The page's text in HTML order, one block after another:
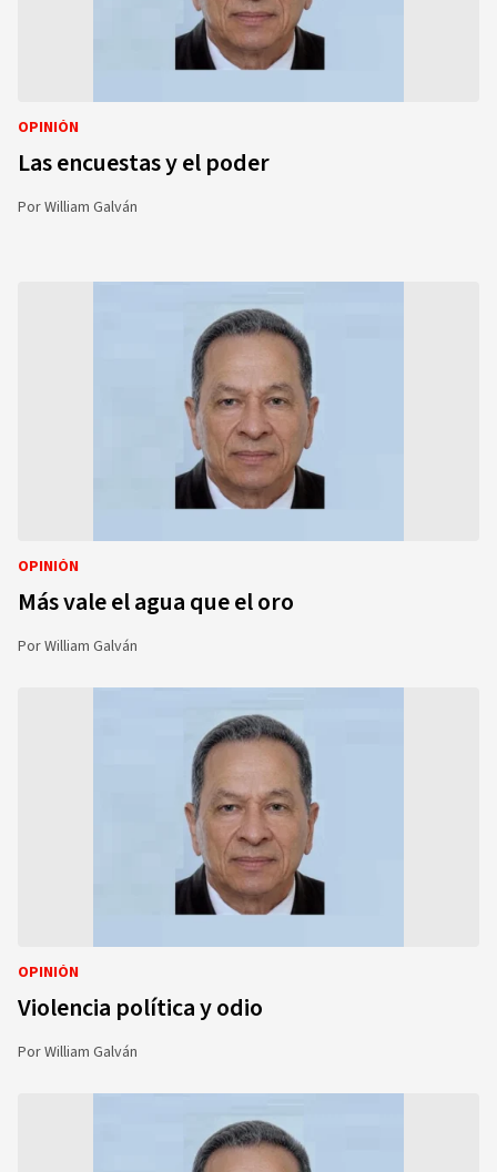
OPINIÓN
Las encuestas y el poder
PorWilliam Galván
OPINIÓN
Más vale el agua que el oro
PorWilliam Galván
OPINIÓN
Violencia política y odio
PorWilliam Galván